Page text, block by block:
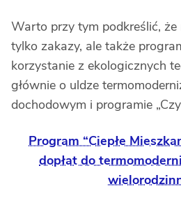
Warto przy tym podkreślić,
tylko zakazy, ale także
korzystanie z ekologicznych
głównie o uldze
dochodowym i programie
Program “Ciepłe
dopłat do